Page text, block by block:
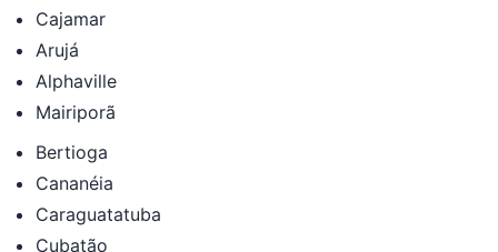
Cajamar
Arujá
Alphaville
Mairiporã
Bertioga
Cananéia
Caraguatatuba
Cubatão